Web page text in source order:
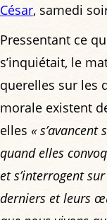
César, samedi
Pressentant ce
s’inquiétait, le
querelles sur les
morale existent
elles «
quand elles
et s’interrogent
derniers et leurs